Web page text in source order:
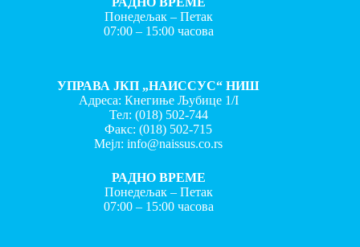
Понедељак – Петак
07:00 – 15:00 часова
УПРАВА ЈКП „НАИССУС“ НИШ
Адреса: Кнегиње Љубице 1/I
Тел: (018) 502-744
Факс:(018) 502-715
Мејл:info@naissus.co.rs
РАДНО ВРЕМЕ
Понедељак – Петак
07:00 – 15:00 часова